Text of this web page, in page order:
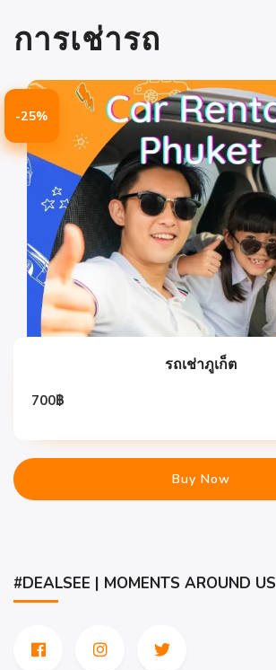
การเช่ารถ
-25%
รถเช่าภูเก็ต
700฿
Buy Now
#DEALSEE | MOMENTS AROUND US